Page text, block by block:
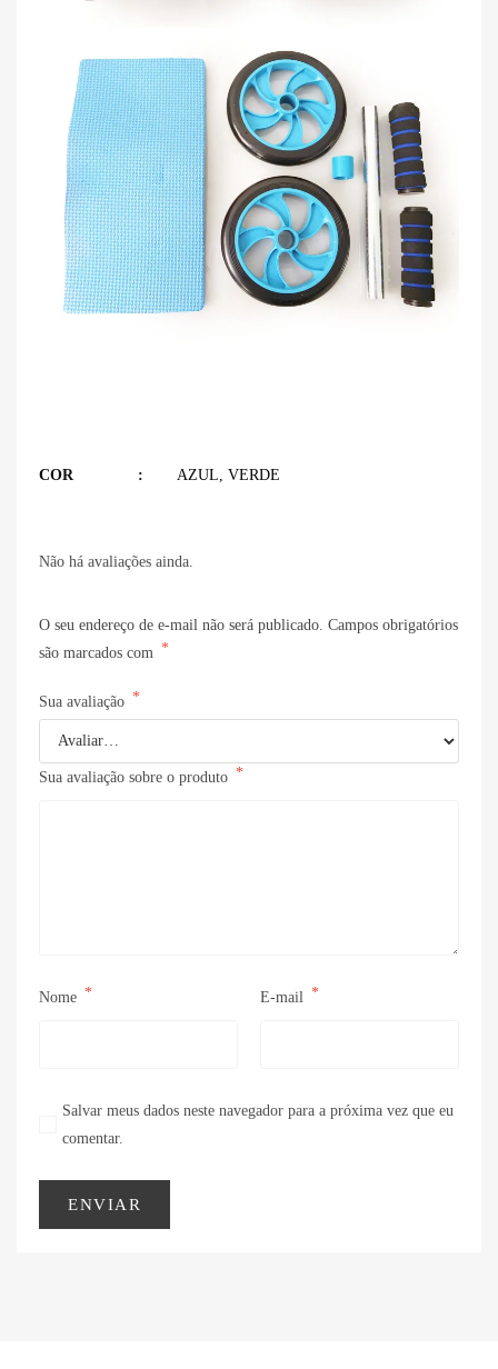
COR AZUL VERDE
Não há avaliações ainda.
O seu endereço de e-mail não será publicado. Campos obrigatórios
são marcados com *
Sua avaliação *
Sua avaliação sobre o produto *
Nome * E-mail *
Salvar meus dados neste navegador para a próxima vez que eu
comentar.